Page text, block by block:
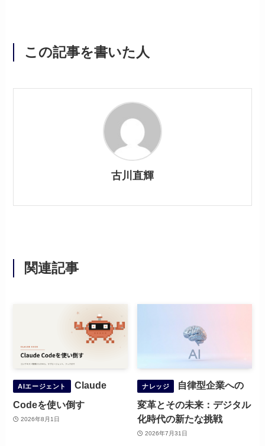
この記事を書いた人
古川直輝
関連記事
AIエージェント
Claude
Codeを使い倒す
2026年8月1日
ナレッジ
自律型企業への
変革とその未来：デジタル
化時代の新たな挑戦
2026年7月31日